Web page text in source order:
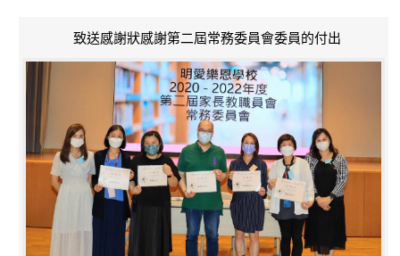
致送感謝狀感謝第二屆常務委員會委員的付出